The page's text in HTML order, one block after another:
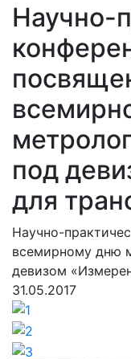
Научно-
под
для
Научно-
всемирному дню
девизом
31.05.2017